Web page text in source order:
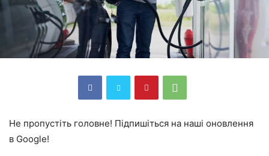
Не пропустіть головне! Підпишіться на наші оновлення
в Google!